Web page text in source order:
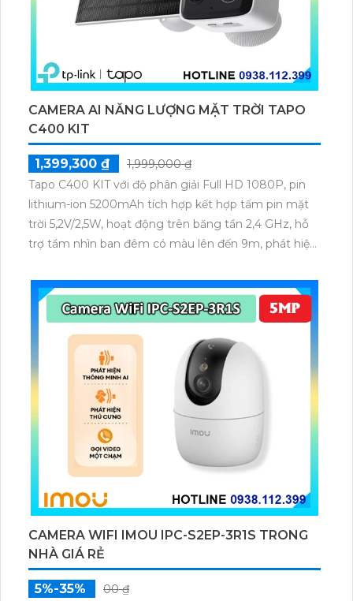
CAMERA AI NĂNG LƯỢNG MẶT TRỜI TAPO
C400 KIT
1,399,300 ₫
1,999,000 ₫
Tapo C400 KIT với độ phân giải Full HD 1080P, pin
lithium-ion 5200mAh tích hợp kết hợp tấm pin mặt
trời 5,2V/2,5W, hoạt động trên băng tần 2,4 GHz, hỗ
trợ tầm nhìn ban đêm có màu lên đến 9m, phát hiện
dữ liệu qua thẻ microSD lên đến 512GB.
CAMERA WIFI IMOU IPC-S2EP-3R1S TRONG
NHÀ GIÁ RẺ
5%-35% 00 ₫